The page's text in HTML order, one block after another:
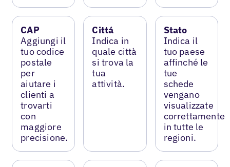
CAP
Aggiungi il
tuo codice
postale
per
aiutare i
clienti a
trovarti
con
maggiore
precisione.
Cittá
Indica in
quale città
si trova la
tua
attività.
Stato
Indica il
tuo paese
affinché le
tue
schede
vengano
visualizzate
correttamente
in tutte le
regioni.